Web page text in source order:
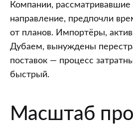
Компании,
направление, предпочли
от планов. Импортёры,
Дубаем, вынуждены
поставок — процесс
быстрый.
Масштаб